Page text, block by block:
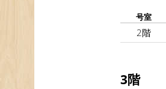
号室
2階
3階